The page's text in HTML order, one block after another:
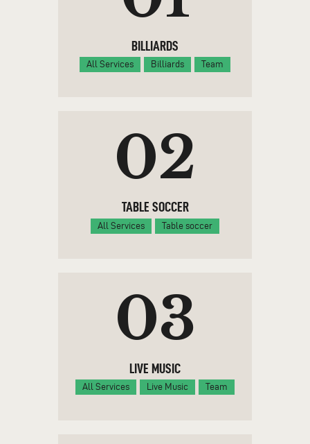
BILLIARDS
All Services Billiards Team
02
TABLE SOCCER
All Services Table soccer
03
LIVE MUSIC
All Services Live Music Team